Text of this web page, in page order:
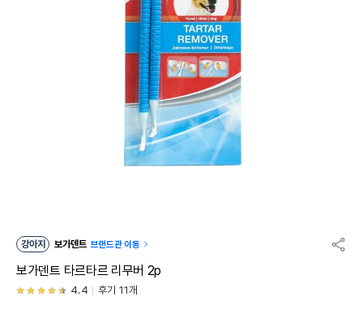
강아지 보가덴트 브랜드관 이동
보가덴트 타르타르 리무버 2p
4.4 후기 11개